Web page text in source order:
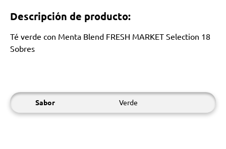
Descripción de producto:
Té verde con Menta Blend FRESH MARKET Selection 18
Sobres
Sabor Verde